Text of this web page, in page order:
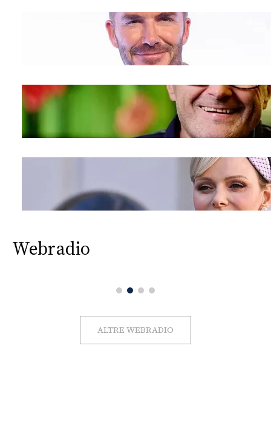
Webradio
ALTRE WEBRADIO